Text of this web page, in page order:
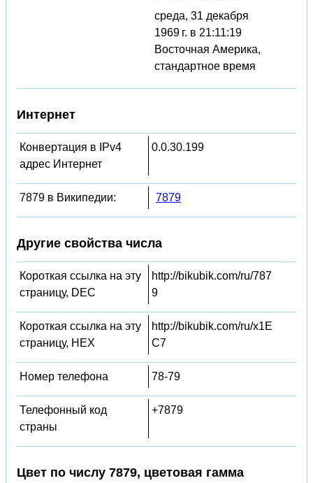
среда, 31 декабря
1969 г. в 21:11:19
Восточная Америка,
стандартное время
Интернет
Конвертация в IPv4
адрес Интернет
0.0.30.199
7879 в Википедии: 7879
Другие свойства числа
Короткая ссылка на эту
страницу, DEC
http://bikubik.com/ru/787
9
Короткая ссылка на эту
страницу, HEX
http://bikubik.com/ru/x1E
C7
Номер телефона 78-79
Телефонный код
страны
+7879
Цвет по числу 7879, цветовая гамма